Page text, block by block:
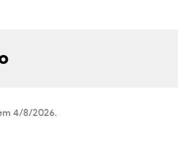
4/8/2026.